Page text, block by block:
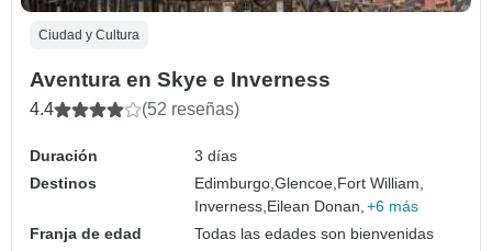
Ciudad y Cultura
Aventura en Skye e Inverness
4.4 (52 reseñas)
Duración
3 días
Destinos
Edimburgo,Glencoe,Fort William,
Inverness,Eilean Donan, +6 más
Franja de edad
Todas las edades son bienvenidas